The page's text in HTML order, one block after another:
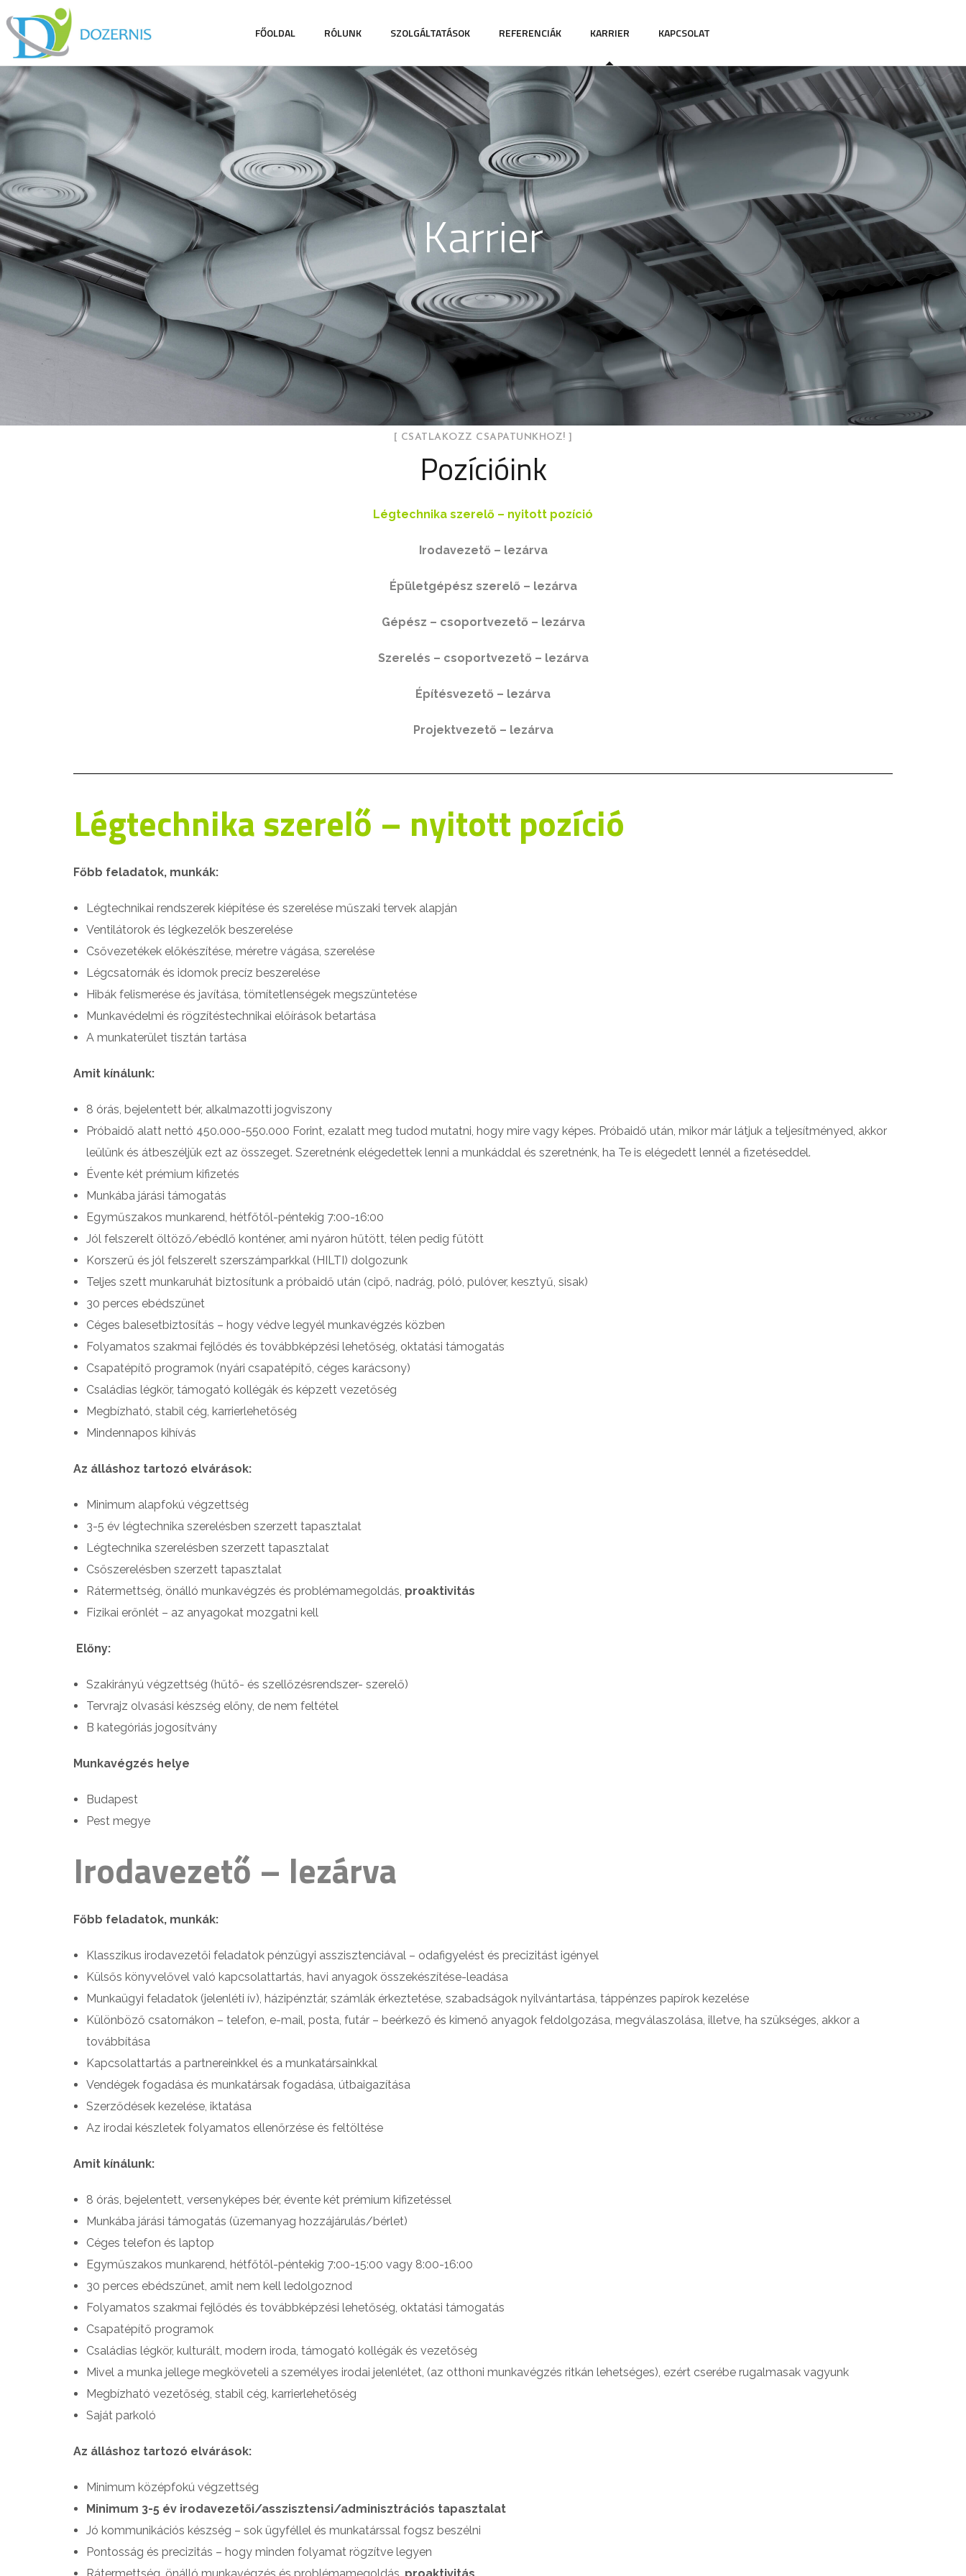
FŐOLDAL RÓLUNK SZOLGÁLTATÁSOK REFERENCIÁK KARRIER KAPCSOLAT
Karrier
[ CSATLAKOZZ CSAPATUNKHOZ! ]
Pozícióink
Légtechnika szerelő – nyitott pozíció
Irodavezető – lezárva
Épületgépész szerelő – lezárva
Gépész – csoportvezető – lezárva
Szerelés – csoportvezető – lezárva
Építésvezető – lezárva
Projektvezető – lezárva
Légtechnika szerelő – nyitott pozíció
Főbb feladatok, munkák:
Légtechnikai rendszerek kiépítése és szerelése műszaki tervek alapján
Ventilátorok és légkezelők beszerelése
Csővezetékek előkészítése, méretre vágása, szerelése
Légcsatornák és idomok precíz beszerelése
Hibák felismerése és javítása, tömítetlenségek megszüntetése
Munkavédelmi és rögzítéstechnikai előírások betartása
A munkaterület tisztán tartása
Amit kínálunk:
8 órás, bejelentett bér, alkalmazotti jogviszony
Próbaidő alatt nettó 450.000-550.000 Forint, ezalatt meg tudod mutatni, hogy mire vagy képes. Próbaidő után, mikor már látjuk a teljesítményed, akkor
leülünk és átbeszéljük ezt az összeget. Szeretnénk elégedettek lenni a munkáddal és szeretnénk, ha Te is elégedett lennél a fizetéseddel.
Évente két prémium kifizetés
Munkába járási támogatás
Egyműszakos munkarend, hétfőtől-péntekig 7:00-16:00
Jól felszerelt öltöző/ebédlő konténer, ami nyáron hűtött, télen pedig fűtött
Korszerű és jól felszerelt szerszámparkkal (HILTI) dolgozunk
Teljes szett munkaruhát biztosítunk a próbaidő után (cipő, nadrág, póló, pulóver, kesztyű, sisak)
30 perces ebédszünet
Céges balesetbiztosítás – hogy védve legyél munkavégzés közben
Folyamatos szakmai fejlődés és továbbképzési lehetőség, oktatási támogatás
Csapatépítő programok (nyári csapatépítő, céges karácsony)
Családias légkör, támogató kollégák és képzett vezetőség
Megbízható, stabil cég, karrierlehetőség
Mindennapos kihívás
Az álláshoz tartozó elvárások:
Minimum alapfokú végzettség
3-5 év légtechnika szerelésben szerzett tapasztalat
Légtechnika szerelésben szerzett tapasztalat
Csőszerelésben szerzett tapasztalat
Rátermettség, önálló munkavégzés és problémamegoldás, proaktivitás
Fizikai erőnlét – az anyagokat mozgatni kell
Előny:
Szakirányú végzettség (hűtő- és szellőzésrendszer- szerelő)
Tervrajz olvasási készség előny, de nem feltétel
B kategóriás jogosítvány
Munkavégzés helye
Budapest
Pest megye
Irodavezető – lezárva
Főbb feladatok, munkák:
Klasszikus irodavezetői feladatok pénzügyi asszisztenciával – odafigyelést és precizitást igényel
Külsős könyvelővel való kapcsolattartás, havi anyagok összekészítése-leadása
Munkaügyi feladatok (jelenléti ív), házipénztár, számlák érkeztetése, szabadságok nyilvántartása, táppénzes papírok kezelése
Különböző csatornákon – telefon, e-mail, posta, futár – beérkező és kimenő anyagok feldolgozása, megválaszolása, illetve, ha szükséges, akkor a
továbbítása
Kapcsolattartás a partnereinkkel és a munkatársainkkal
Vendégek fogadása és munkatársak fogadása, útbaigazítása
Szerződések kezelése, iktatása
Az irodai készletek folyamatos ellenőrzése és feltöltése
Amit kínálunk:
8 órás, bejelentett, versenyképes bér, évente két prémium kifizetéssel
Munkába járási támogatás (üzemanyag hozzájárulás/bérlet)
Céges telefon és laptop
Egyműszakos munkarend, hétfőtől-péntekig 7:00-15:00 vagy 8:00-16:00
30 perces ebédszünet, amit nem kell ledolgoznod
Folyamatos szakmai fejlődés és továbbképzési lehetőség, oktatási támogatás
Csapatépítő programok
Családias légkör, kulturált, modern iroda, támogató kollégák és vezetőség
Mivel a munka jellege megköveteli a személyes irodai jelenlétet, (az otthoni munkavégzés ritkán lehetséges), ezért cserébe rugalmasak vagyunk
Megbízható vezetőség, stabil cég, karrierlehetőség
Saját parkoló
Az álláshoz tartozó elvárások:
Minimum középfokú végzettség
Minimum 3-5 év irodavezetői/asszisztensi/adminisztrációs tapasztalat
Jó kommunikációs készség – sok ügyféllel és munkatárssal fogsz beszélni
Pontosság és precizitás – hogy minden folyamat rögzítve legyen